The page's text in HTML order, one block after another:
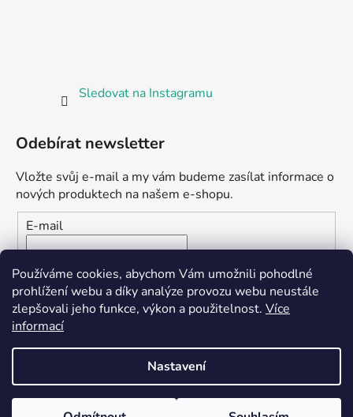
Používáme cookies, abychom Vám umožnili pohodlné
prohlížení webu a díky analýze provozu webu neustále
zlepšovali jeho funkce, výkon a použitelnost. Více
informací
Nastavení
Sledovat na Instagramu
Odebírat newsletter
Vložte svůj e-mail a my vám budeme zasílat informace o
nových produktech na našem e-shopu.
E-mail
Vložením e-mailu souhlasíte s
podmínkami ochrany
osobních údajů
PŘIHLÁSIT SE
Vytvořil Shoptet